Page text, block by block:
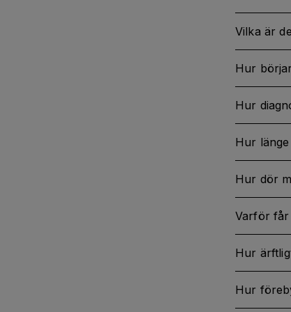
Vilka är
Hur
Hur
Hur
Hur dör
Varför får
Hur
Hur